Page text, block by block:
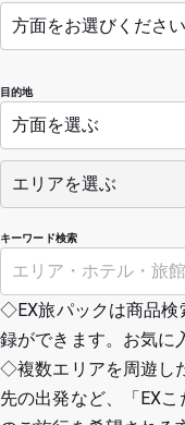
目的地
キーワード検索
◇EX旅パックは商品検
録ができます。お気に
◇複数エリアを周遊し
先の出発など、「EX